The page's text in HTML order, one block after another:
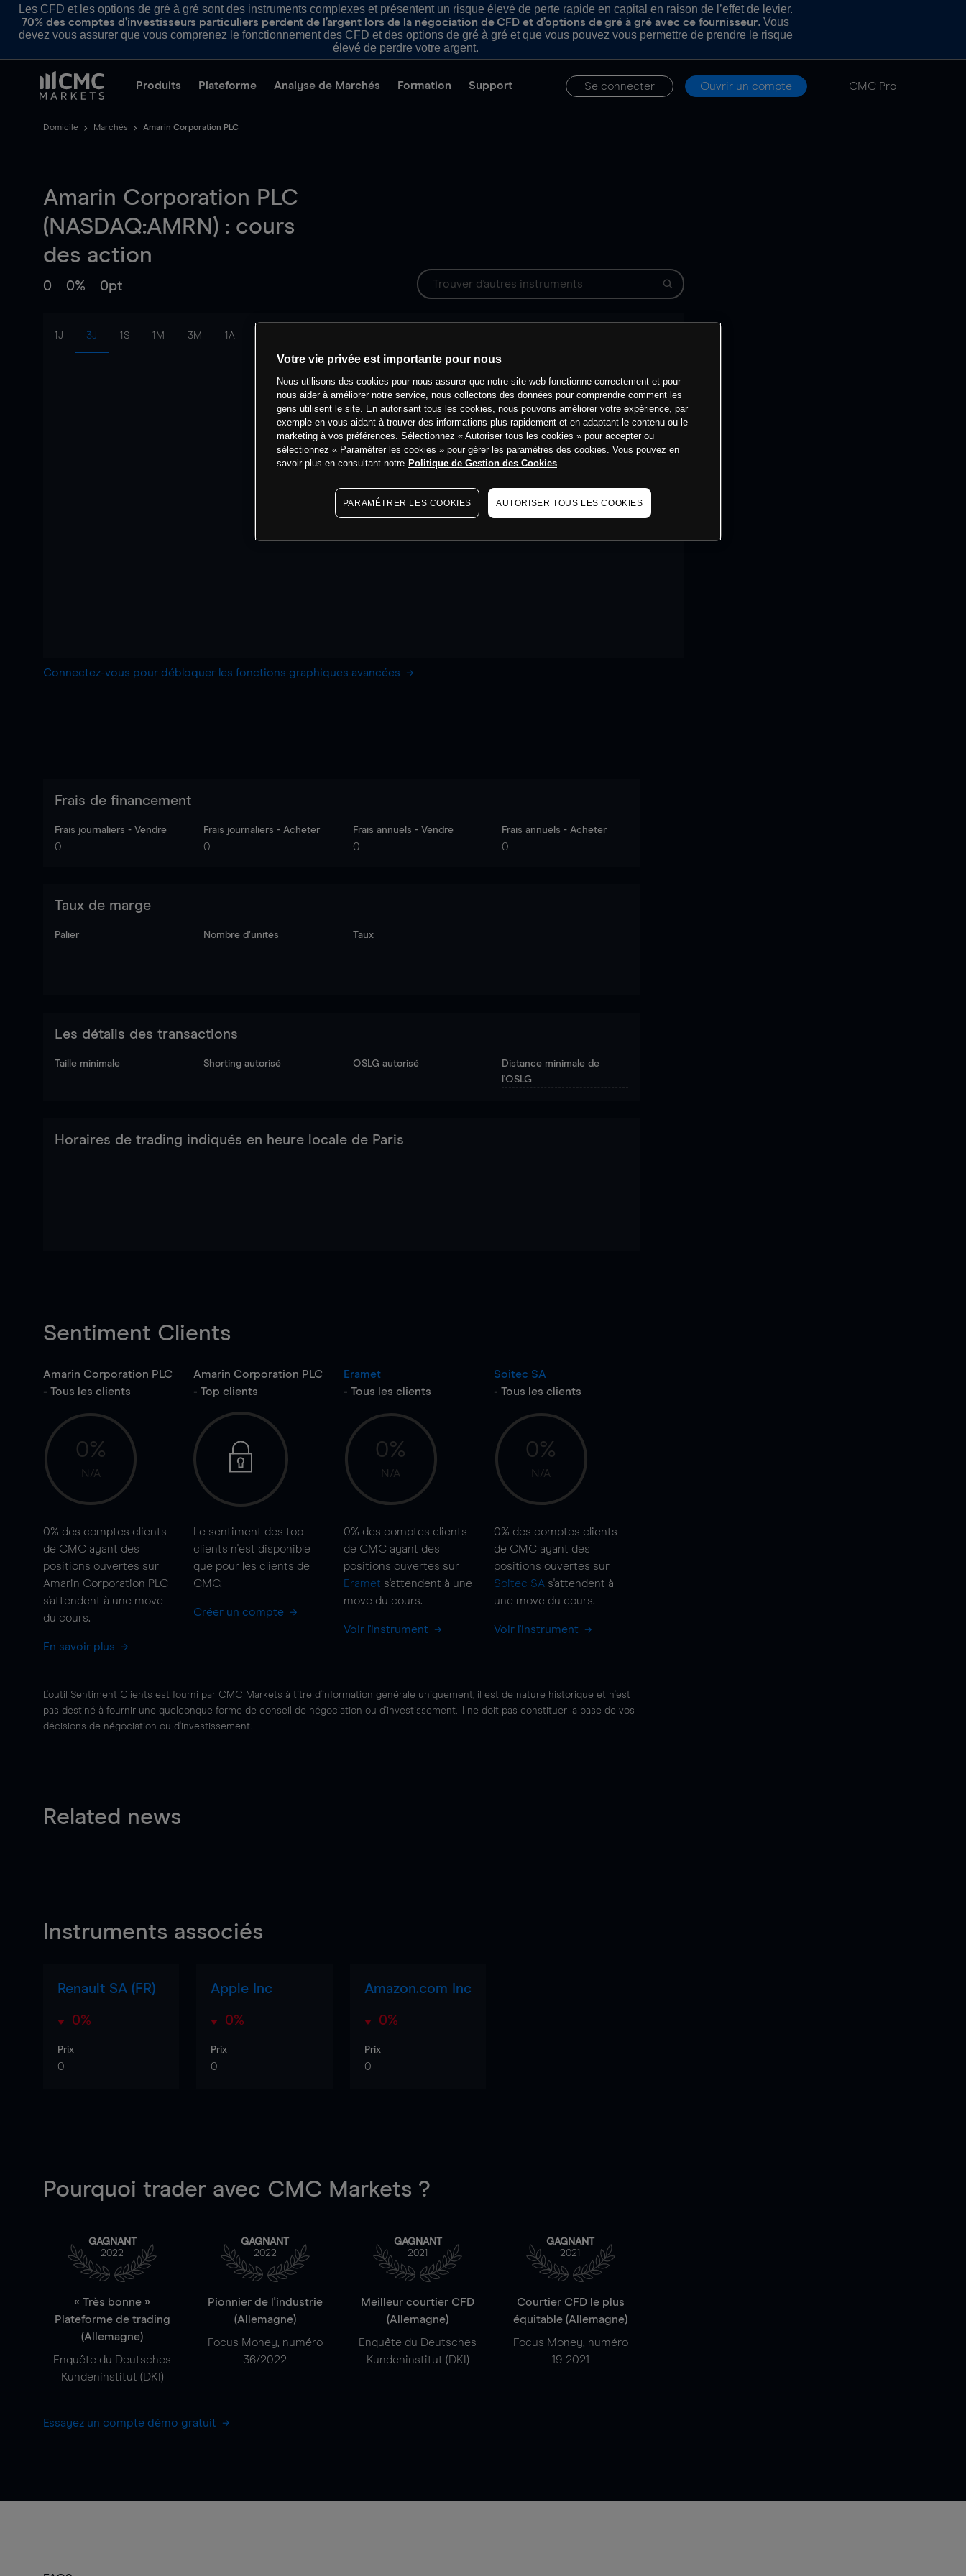
Les CFD et les options de gré à gré sont des instruments complexes et présentent un risque élevé de perte rapide en capital en raison de l’effet de levier.
70% des comptes d’investisseurs particuliers perdent de l’argent lors de la négociation de CFD et d’options de gré à gré avec ce fournisseur. Vous
devez vous assurer que vous comprenez le fonctionnement des CFD et des options de gré à gré et que vous pouvez vous permettre de prendre le risque
élevé de perdre votre argent.
Produits Plateforme Analyse de Marchés Formation Support Se connecter Ouvrir un compte CMC Pro
Domicile Marchés Amarin Corporation PLC
Amarin Corporation PLC
(NASDAQ:AMRN) : cours
des action
0 0% 0pt
1J 3J 1S 1M 3M 1A
Connectez-vous pour débloquer les fonctions graphiques avancées
Frais de financement
Frais journaliers - Vendre
0
Frais journaliers - Acheter
0
Frais annuels - Vendre
0
Frais annuels - Acheter
0
Taux de marge
Palier Nombre d’unités Taux
Les détails des transactions
Taille minimale Shorting autorisé OSLG autorisé
Distance minimale de
l'OSLG
Horaires de trading indiqués en heure locale de Paris
Sentiment Clients
Amarin Corporation PLC
- Tous les clients
0%
N/A
0% des comptes clients
de CMC ayant des
positions ouvertes sur
Amarin Corporation PLC
s'attendent à une move
du cours.
En savoir plus
Amarin Corporation PLC
- Top clients
Le sentiment des top
clients n'est disponible
que pour les clients de
CMC.
Créer un compte
Eramet
- Tous les clients
0%
N/A
0% des comptes clients
de CMC ayant des
positions ouvertes sur
Eramet s'attendent à une
move du cours.
Voir l'instrument
Soitec SA
- Tous les clients
0%
N/A
0% des comptes clients
de CMC ayant des
positions ouvertes sur
Soitec SA s'attendent à
une move du cours.
Voir l'instrument
L'outil Sentiment Clients est fourni par CMC Markets à titre d'information générale uniquement, il est de nature historique et n'est
pas destiné à fournir une quelconque forme de conseil de négociation ou d'investissement. Il ne doit pas constituer la base de vos
décisions de négociation ou d'investissement.
Related news
Instruments associés
Renault SA (FR)
0%
Prix
0
Apple Inc
0%
Prix
0
Amazon.com Inc
0%
Prix
0
Pourquoi trader avec CMC Markets ?
GAGNANT
2022
« Très bonne »
Plateforme de trading
(Allemagne)
Enquête du Deutsches
Kundeninstitut (DKI)
GAGNANT
2022
Pionnier de l'industrie
(Allemagne)
Focus Money, numéro
36/2022
GAGNANT
2021
Meilleur courtier CFD
(Allemagne)
Enquête du Deutsches
Kundeninstitut (DKI)
GAGNANT
2021
Courtier CFD le plus
équitable (Allemagne)
Focus Money, numéro
19-2021
Essayez un compte démo gratuit
Votre vie privée est importante pour nous
Nous utilisons des cookies pour nous assurer que notre site web fonctionne correctement et pour
nous aider à améliorer notre service, nous collectons des données pour comprendre comment les
gens utilisent le site. En autorisant tous les cookies, nous pouvons améliorer votre expérience, par
exemple en vous aidant à trouver des informations plus rapidement et en adaptant le contenu ou le
marketing à vos préférences. Sélectionnez « Autoriser tous les cookies » pour accepter ou
sélectionnez « Paramétrer les cookies » pour gérer les paramètres des cookies. Vous pouvez en
savoir plus en consultant notre Politique de Gestion des Cookies
PARAMÉTRER LES COOKIES AUTORISER TOUS LES COOKIES